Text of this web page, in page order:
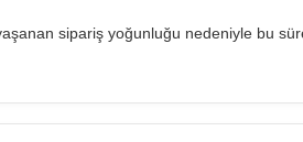
sipariş yoğunluğu nedeniyle bu